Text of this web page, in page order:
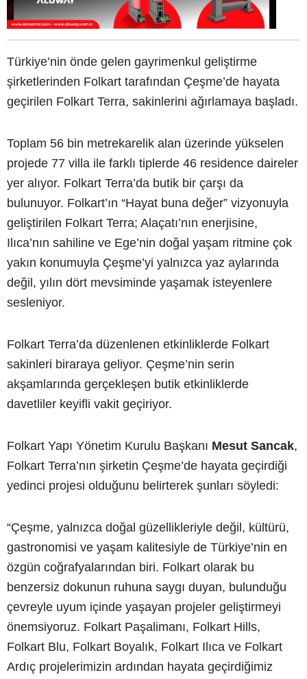
Türkiye’nin önde gelen gayrimenkul geliştirme
şirketlerinden Folkart tarafından Çeşme’de hayata
geçirilen Folkart Terra, sakinlerini ağırlamaya başladı.
Toplam 56 bin metrekarelik alan üzerinde yükselen
projede 77 villa ile farklı tiplerde 46 residence daireler
yer alıyor. Folkart Terra’da butik bir çarşı da
bulunuyor. Folkart’ın “Hayat buna değer” vizyonuyla
geliştirilen Folkart Terra; Alaçatı’nın enerjisine,
Ilıca’nın sahiline ve Ege’nin doğal yaşam ritmine çok
yakın konumuyla Çeşme’yi yalnızca yaz aylarında
değil, yılın dört mevsiminde yaşamak isteyenlere
sesleniyor.
Folkart Terra’da düzenlenen etkinliklerde Folkart
sakinleri biraraya geliyor. Çeşme’nin serin
akşamlarında gerçekleşen butik etkinliklerde
davetliler keyifli vakit geçiriyor.
Folkart Yapı Yönetim Kurulu Başkanı Mesut Sancak,
Folkart Terra’nın şirketin Çeşme’de hayata geçirdiği
yedinci projesi olduğunu belirterek şunları söyledi:
“Çeşme, yalnızca doğal güzellikleriyle değil, kültürü,
gastronomisi ve yaşam kalitesiyle de Türkiye’nin en
özgün coğrafyalarından biri. Folkart olarak bu
benzersiz dokunun ruhuna saygı duyan, bulunduğu
çevreyle uyum içinde yaşayan projeler geliştirmeyi
önemsiyoruz. Folkart Paşalimanı, Folkart Hills,
Folkart Blu, Folkart Boyalık, Folkart Ilıca ve Folkart
Ardıç projelerimizin ardından hayata geçirdiğimiz